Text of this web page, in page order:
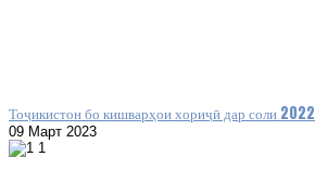
Тоҷикистон бо кишварҳои хориҷӣ дар соли 2022
09 Март 2023